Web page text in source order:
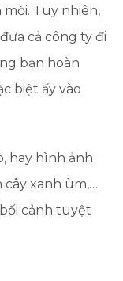
Tuy nhiên,
cả công ty đi
bạn hoàn
biệt ấy vào
hay hình ảnh
xanh ùm,…
cảnh tuyệt